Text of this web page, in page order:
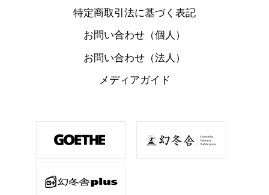
特定商取引法に基づく表記
お問い合わせ（個人）
お問い合わせ（法人）
メディアガイド